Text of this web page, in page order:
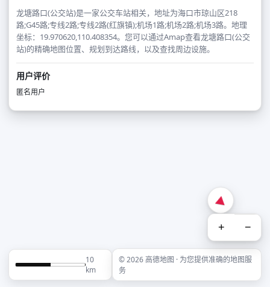
龙塘路口(公交站)是一家公交车站相关，地址为海口市琼山区218
路;G45路;专线2路;专线2路(红旗镇);机场1路;机场2路;机场3路。地理
坐标：19.970620,110.408354。您可以通过Amap查看龙塘路口(公交
站)的精确地图位置、规划到达路线，以及查找周边设施。
用户评价
匿名用户
+ −
10
km
© 2026 高德地图 · 为您提供准确的地图服
务